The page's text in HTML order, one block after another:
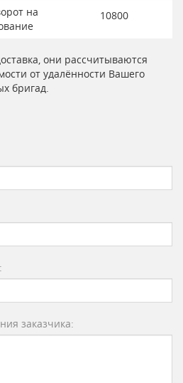
на
10800
они рассчитываются
от удалённости Вашего
бригад.
заказчика: